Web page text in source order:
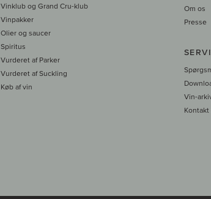
Vinklub og Grand Cru-klub
Vinpakker
Olier og saucer
Spiritus
Vurderet af Parker
Vurderet af Suckling
Køb af vin
Om os
Presse
Vin-
Kontakt